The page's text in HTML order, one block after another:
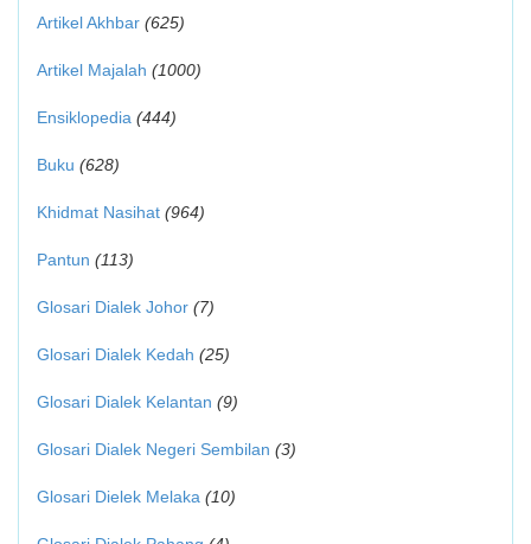
Artikel Akhbar (625)
Artikel Majalah (1000)
Ensiklopedia (444)
Buku (628)
Khidmat Nasihat (964)
Pantun (113)
Glosari Dialek Johor (7)
Glosari Dialek Kedah (25)
Glosari Dialek Kelantan (9)
Glosari Dialek Negeri Sembilan (3)
Glosari Dielek Melaka (10)